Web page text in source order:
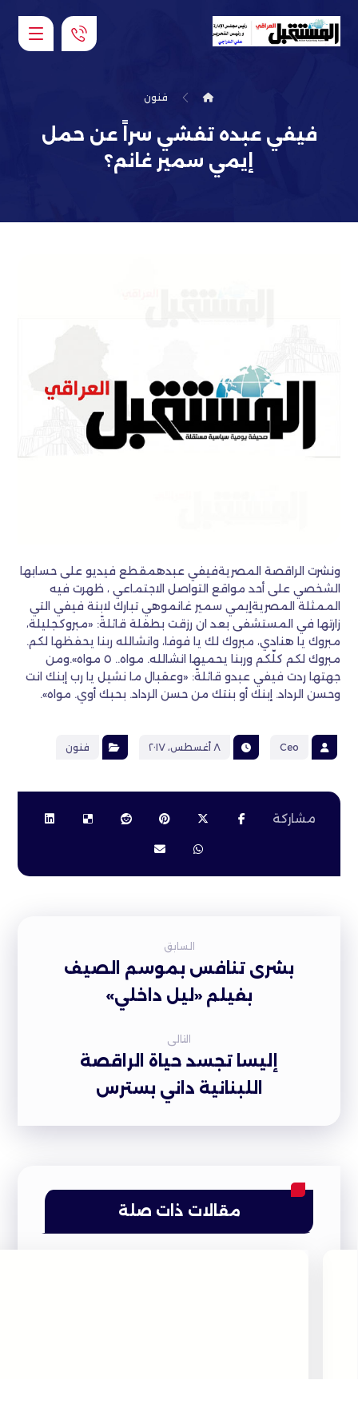
فنون
فيفي عبده تفشي سراً عن حمل
إيمي سمير غانم؟‎
ونشرت الراقصة المصريةفيفي عبدهمقطع فيديو على حسابها
الشخصي على أحد مواقع التواصل الاجتماعي ، ظهرت فيه
الممثلة المصريةإيمي سمير غانموهي تبارك لابنة فيفي التي
زارتها في المستشفى بعد ان رزقت بطفلة قائلةً: «مبروكجليلة،
مبروك يا هنادي، مبروك لك يا فوفا، وانشالله ربنا يحفظها لكم.
مبروك لكم كلّكم وربنا يحميها انشالله. مواه.. ٥ مواه».ومن
جهتها ردت فيفي عبدو قائلةً: «وعقبال ما نشيل يا رب إبنك انت
وحسن الرداد. إبنك أو بنتك من حسن الرداد. بحبك أوي. مواه».
Ceo ٨ أغسطس، ٢٠١٧ فنون
السابق
بشرى تنافس بموسم الصيف
بفيلم «ليل داخلي»
التالى
إليسا تجسد حياة الراقصة
اللبنانية داني بسترس
مقالات ذات صلة